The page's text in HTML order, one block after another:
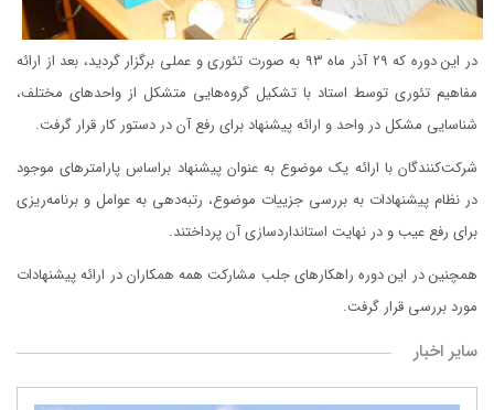
در این دوره که 29 آذر ماه 93 به صورت تئوری و عملی برگزار گردید، بعد از ارائه
مفاهیم تئوری توسط استاد با تشکیل گروه‌هایی متشکل از واحدهای مختلف،
شناسایی مشکل در واحد و ارائه پیشنهاد برای رفع آن در دستور کار قرار گرفت.
شرکت‌کنندگان با ارائه یک موضوع به عنوان پیشنهاد براساس پارامترهای موجود
در نظام پیشنهادات به بررسی جزییات موضوع، رتبه‌دهی به عوامل و برنامه‌ریزی
برای رفع عیب و در نهایت استانداردسازی آن پرداختند.
همچنین در این دوره راهکارهای جلب مشارکت همه همکاران در ارائه پیشنهادات
مورد بررسی قرار گرفت.
سایر اخبار